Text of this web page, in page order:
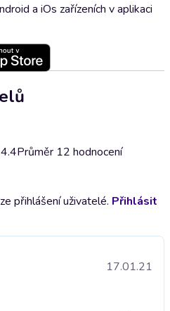
a iOs zařízeních v aplikaci
Průměr 12 hodnocení
přihlášení uživatelé. Přihlásit
17.01.21